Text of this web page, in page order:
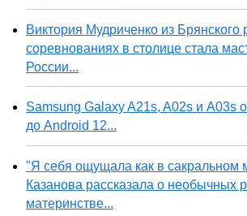
Виктория Мудриченко из Брянского
соревнованиях в столице стала
России...
Samsung Galaxy A21s, A02s и A03s
до Android 12...
"Я себя ощущала как в сакральном
Казанова рассказала о необычных
материнстве...